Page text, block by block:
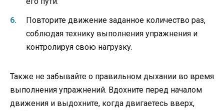
Повторите движение заданное количество раз,
соблюдая технику выполнения упражнения и
контролируя свою нагрузку.
Также не забывайте о правильном дыхании во время
выполнения упражнений. Вдохните перед началом
движения и выдохните, когда двигаетесь вверх,